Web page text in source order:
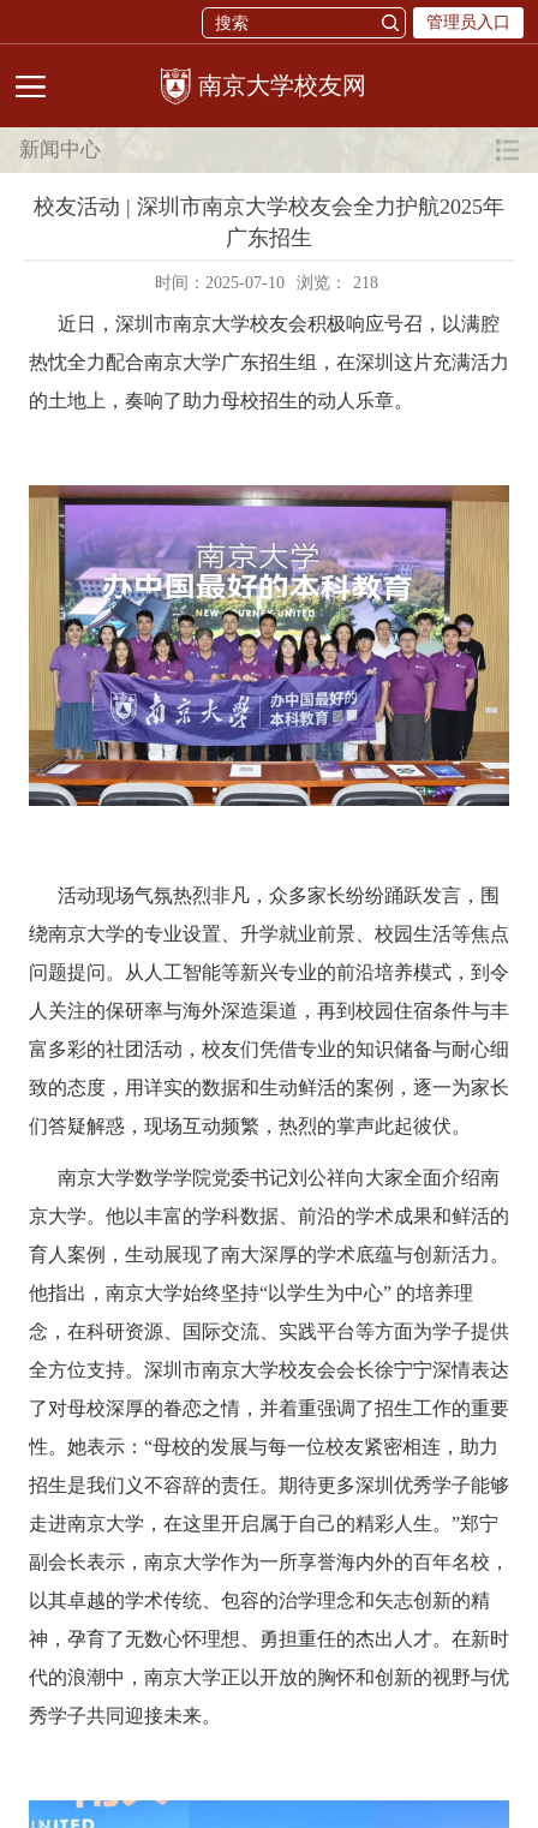
管理员入口
校友网
新闻中心
校友活动 | 深圳市南京大学校友会全力护航2025年
广东招生
时间：2025-07-10 浏览： 218
近日，深圳市南京大学校友会积极响应号召，以满腔
热忱全力配合南京大学广东招生组，在深圳这片充满活力
的土地上，奏响了助力母校招生的动人乐章。
活动现场气氛热烈非凡，众多家长纷纷踊跃发言，围
绕南京大学的专业设置、升学就业前景、校园生活等焦点
问题提问。从人工智能等新兴专业的前沿培养模式，到令
人关注的保研率与海外深造渠道，再到校园住宿条件与丰
富多彩的社团活动，校友们凭借专业的知识储备与耐心细
致的态度，用详实的数据和生动鲜活的案例，逐一为家长
们答疑解惑，现场互动频繁，热烈的掌声此起彼伏。
南京大学数学学院党委书记刘公祥向大家全面介绍南
京大学。他以丰富的学科数据、前沿的学术成果和鲜活的
育人案例，生动展现了南大深厚的学术底蕴与创新活力。
他指出 ，南京大学始终坚持“以学生为中心” 的培养理
念，在科研资源、国际交流、实践平台等方面为学子提供
全方位支持。 深圳市南京大学校友会会长徐宁宁深情表达
了对母校深厚的眷恋之情，并着重强调了招生工作的重要
性。 她表示： “母校的发展与每一位校友紧密相连，助力
招生是我们义不容辞的责任。期待更多深圳优秀学子能够
走进南京大学，在这里开启属于自己的精彩人生。”郑宁
副会长表示，南京大学作为一所享誉海内外的百年名校，
以其卓越的学术传统、包容的治学理念和矢志创新的精
神，孕育了无数心怀理想、勇担重任的杰出人才。在新时
代的浪潮中，南京大学正以开放的胸怀和创新的视野与优
秀学子共同迎接未来。